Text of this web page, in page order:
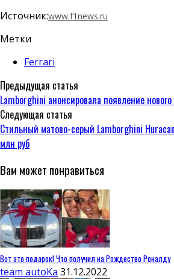
Источник:www.f1news.ru
Метки
Ferrari
Предыдущая статья
Lamborghini анонсировала появление
Следующая статья
Стильный матово-серый Lamborghini
млн руб
Вам может понравиться
Вот это подарок! Что получил на Рождество Роналду
team autoKa 31.12.2022